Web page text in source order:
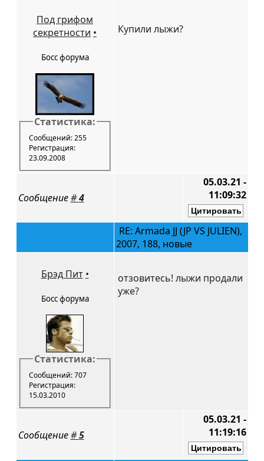
Под грифом
секретности •
Босс форума
Статистика:
Сообщений: 255
Регистрация:
23.09.2008
Купили лыжи?
Сообщение#4
05.03.21 -
11:09:32
RE: Armada JJ (JP VS JULIEN),
2007, 188, новые
Брэд Пит •
Босс форума
Статистика:
Сообщений: 707
Регистрация:
15.03.2010
отзовитесь! лыжи продали
уже?
Сообщение#5
05.03.21 -
11:19:16